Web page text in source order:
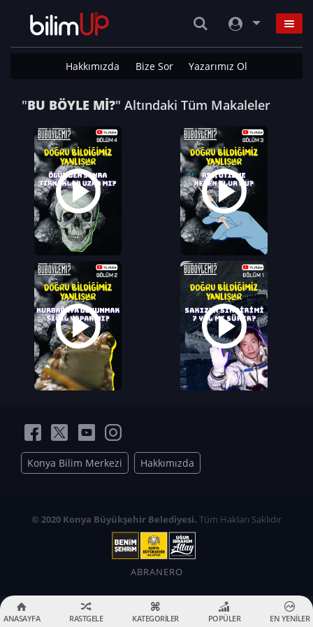
Hakkımızda Bize Sor Yazarımız Ol
"BU BÖYLE Mİ?" Altındaki Tüm Makaleler
Konya Bilim Merkezi Hakkımızda
© 2020 Konya Büyükşehir Belediyesi. Tüm Hakları Saklıdır
ABRANERO
ANASAYFA RASTGELE KATEGORİLER POPÜLER EN YENİLER